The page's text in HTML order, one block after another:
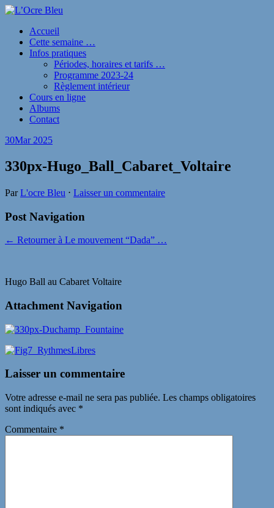
Accueil
Cette semaine …
Infos pratiques
Périodes, horaires et tarifs …
Programme 2023-24
Règlement intérieur
Cours en ligne
Albums
Contact
30Mar 2025
330px-Hugo_Ball_Cabaret_Voltaire
ParL'ocre Bleu ⋅ Laisser un commentaire
Post Navigation
← Retourner à Le mouvement “Dada” …
Hugo Ball au Cabaret Voltaire
Attachment Navigation
Laisser un commentaire
Votre adresse e-mail ne sera pas publiée. Les champs obligatoires
sont indiqués avec *
Commentaire *